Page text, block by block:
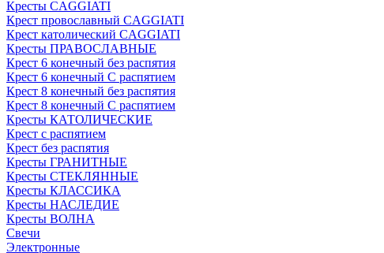
Кресты CAGGIATI
Крест провославный CAGGIATI
Крест католический CAGGIATI
Кресты ПРАВОСЛАВНЫЕ
Крест 6 конечный без распятия
Крест 6 конечный С распятием
Крест 8 конечный без распятия
Крест 8 конечный С распятием
Кресты КАТОЛИЧЕСКИЕ
Крест с распятием
Крест без распятия
Кресты ГРАНИТНЫЕ
Кресты СТЕКЛЯННЫЕ
Кресты КЛАССИКА
Кресты НАСЛЕДИЕ
Кресты ВОЛНА
Свечи
Электронные